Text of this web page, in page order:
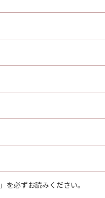
必ずお読みください。